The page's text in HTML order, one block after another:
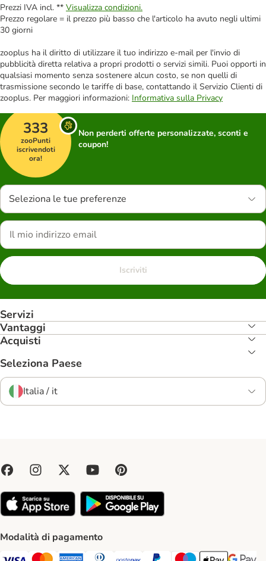
Prezzi IVA incl. ** Visualizza condizioni.
Prezzo regolare = il prezzo più basso che l'articolo ha avuto negli ultimi
30 giorni
zooplus ha il diritto di utilizzare il tuo indirizzo e-mail per l'invio di
pubblicità diretta relativa a propri prodotti o servizi simili. Puoi opporti in
qualsiasi momento senza sostenere alcun costo, se non quelli di
trasmissione secondo le tariffe di base, contattando il Servizio Clienti di
zooplus. Per maggiori informazioni: Informativa sulla Privacy
333
zooPunti
iscrivendoti
ora!
Non perderti offerte personalizzate, sconti e
coupon!
Seleziona le tue preferenze
Iscriviti
Servizi
Vantaggi
Acquisti
Seleziona Paese
Italia / it
Modalità di pagamento